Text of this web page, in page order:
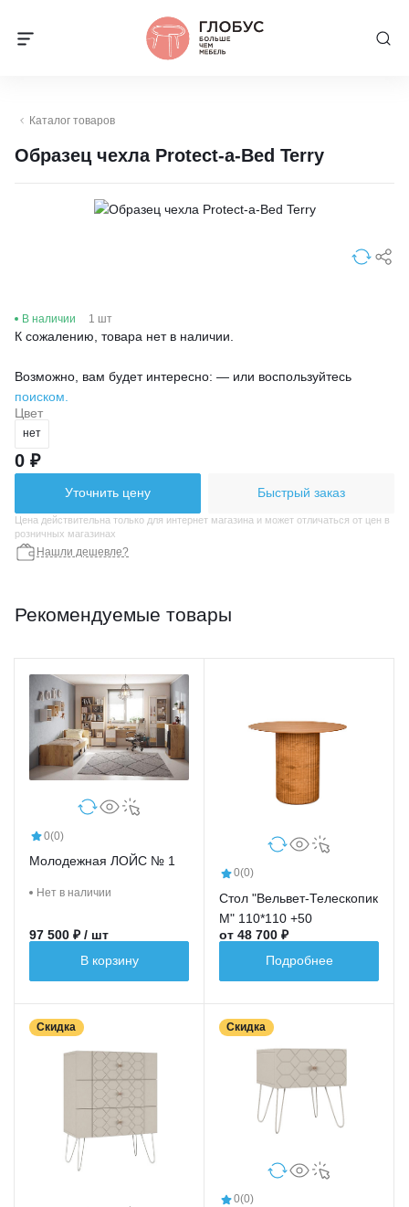
Каталог товаров
Образец чехла Protect-a-Bed Terry
В наличии 1 шт
К сожалению, товара нет в наличии.
Возможно, вам будет интересно: — или воспользуйтесь
поиском.
Цвет
нет
0 ₽
Уточнить цену Быстрый заказ
Цена действительна только для интернет магазина и может отличаться от цен в
розничных магазинах
Нашли дешевле?
Рекомендуемые товары
0(0)
Молодежная ЛОЙС № 1
Нет в наличии
97 500 ₽ / шт
В корзину
0(0)
Стол "Вельвет-Телескопик
М" 110*110 +50
от 48 700 ₽
Подробнее
Скидка Скидка
0(0)